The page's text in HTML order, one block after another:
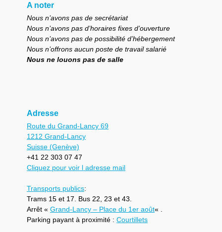
A noter
Nous n’avons pas de secrétariat
Nous n’avons pas d’horaires fixes d’ouverture
Nous n’avons pas de possibilité d’hébergement
Nous n’offrons aucun poste de travail salarié
Nous ne louons pas de salle
Adresse
Route du Grand-Lancy 69
1212 Grand-Lancy
Suisse (Genève)
+41 22 303 07 47
Cliquez pour voir l adresse mail
Transports publics:
Trams 15 et 17. Bus 22, 23 et 43.
Arrêt « Grand-Lancy – Place du 1er août« .
Parking payant à proximité : Courtillets